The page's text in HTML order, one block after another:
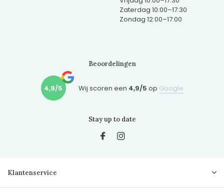
Zaterdag 10:00–17:30
Zondag 12:00–17:00
Beoordelingen
4,9/5 Wij scoren een 4,9/5 op Google
Stay up to date
Klantenservice